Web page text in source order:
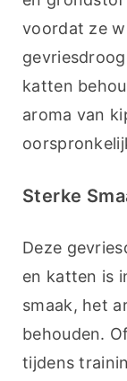
voordat ze
katten
aroma van
Sterke
Deze
en katten is
smaak, het
behouden.
tijdens